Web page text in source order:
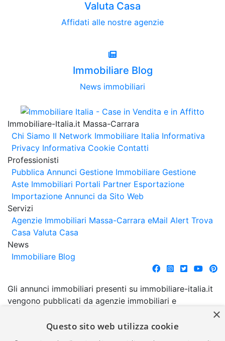
Valuta Casa
Affidati alle nostre agenzie
Immobiliare Blog
News immobiliari
Immobiliare-Italia.it Massa-Carrara
Chi Siamo Il Network Immobiliare Italia Informativa
Privacy Informativa Cookie Contatti
Professionisti
Pubblica Annunci Gestione Immobiliare Gestione
Aste Immobiliari Portali Partner Esportazione
Importazione Annunci da Sito Web
Servizi
Agenzie Immobiliari Massa-Carrara eMail Alert Trova
Casa Valuta Casa
News
Immobiliare Blog
Gli annunci immobiliari presenti su immobiliare-italia.it
vengono pubblicati da agenzie immobiliari e
comporta l'approvazione o l'avallo da parte di
×
Questo sito web utilizza cookie